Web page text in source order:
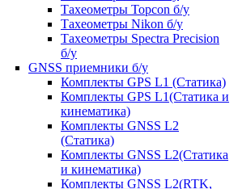
Тахеометры Topcon б/у
Тахеометры Nikon б/у
Тахеометры Spectra Precision
б/у
GNSS приемники б/у
Комплекты GPS L1 (Статика)
Комплекты GPS L1(Статика и
кинематика)
Комплекты GNSS L2
(Статика)
Комплекты GNSS L2(Статика
и кинематика)
Комплекты GNSS L2(RTK,